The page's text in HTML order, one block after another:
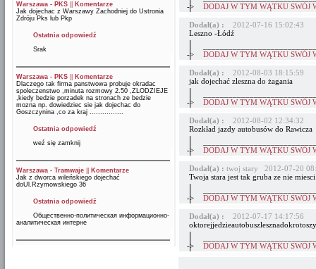
Warszawa - PKS
Komentarze
Jak dojechac z Warszawy Zachodniej do Ustronia
Zdróju Pks lub Pkp
Ostatnia odpowiedź
Srak
Warszawa - PKS
Komentarze
Dlaczego tak firma panstwowa probuje okradac
spoleczenstwo ,minuta rozmowy 2.50 ,ZLODZIEJE
,kiedy bedzie porzadek na stronach ze bedzie
mozna np. dowiedziec sie jak dojechac do
Goszczynina ,co za kraj ................
Ostatnia odpowiedź
weź się zamknij
Warszawa - Tramwaje
Komentarze
Jak z dworca wileńskiego dojechać
doUl.Rzymowskiego 36
Ostatnia odpowiedź
Общественно-политическая информационно-
аналитическая интерне
->
DODAJ W TYM WĄTKU SWÓJ
Dodał(a) :
2012-07-16 15:02:43
Leszno -Łódź
->
DODAJ W TYM WĄTKU SWÓJ
Dodał(a) :
2012-08-03 18:15:59
jak dojechać zleszna do żagania
->
DODAJ W TYM WĄTKU SWÓJ
Dodał(a) :
2012-08-02 12:34:32
Rozkład jazdy autobusów do Rawicza
->
DODAJ W TYM WĄTKU SWÓJ
Dodał(a) : twoj stary 2012-07-20
Twoja stara jest tak gruba ze nie
->
DODAJ W TYM WĄTKU SWÓJ
Dodał(a) :
2012-07-17 14:17:56
->
DODAJ W TYM WĄTKU SWÓJ